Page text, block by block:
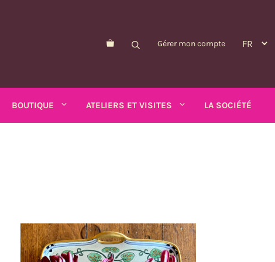
Gérer mon compte
- calendula
Myosotis
Nicandre
Nigelle
Schizanthus
Soucis
Tabac ailé
BOUTIQUE ATELIERS ET VISITES LA SOCIÉTÉ